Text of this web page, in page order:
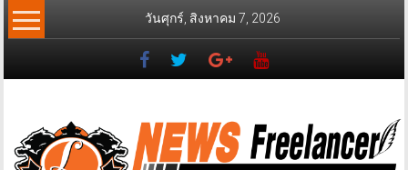
Skip
to
วันศุกร์, สิงหาคม 7, 2026
News
Freelancer